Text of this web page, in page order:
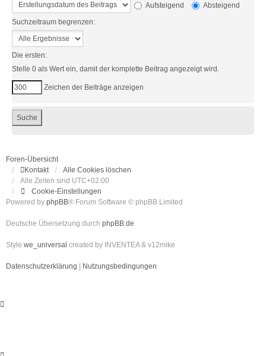
Aufsteigend
Absteigend
Suchzeitraum begrenzen:
Die ersten:
Stelle 0 als Wert ein, damit der komplette Beitrag angezeigt wird.
Zeichen der Beiträge anzeigen
Foren-Übersicht
Kontakt
Alle Cookies löschen
Alle Zeiten sind UTC+02:00
Cookie-Einstellungen
Powered by phpBB® Forum Software © phpBB Limited
Deutsche Übersetzung durch phpBB.de
Style we_universal created by INVENTEA & v12mike
Datenschutzerklärung Nutzungsbedingungen